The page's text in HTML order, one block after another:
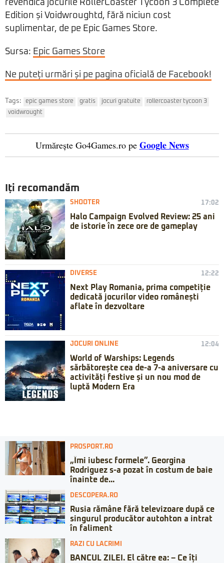
revendica jocurile RollerCoaster Tycoon 3 Complete
Edition și Voidwroughtd, fără niciun cost
suplimentar, de pe Epic Games Store.
Sursa: Epic Games Store
Ne puteți urmări și pe pagina oficială de Facebook!
Tags: epic games store gratis jocuri gratuite
rollercoaster tycoon 3
voidwrought
Urmărește Go4Games.ro pe Google News
Iți recomandăm
SHOOTER 17:02
Halo Campaign Evolved Review: 25 ani
de istorie în zece ore de gameplay
DIVERSE 12:22
Next Play Romania, prima competiție
dedicată jocurilor video românești
aflate în dezvoltare
JOCURI ONLINE 12:04
World of Warships: Legends
sărbătorește cea de-a 7-a aniversare cu
activități festive și un nou mod de
luptă Modern Era
PROSPORT.RO
„Îmi iubesc formele”. Georgina
Rodriguez s-a pozat în costum de baie
înainte de...
DESCOPERA.RO
Rusia rămâne fără televizoare după ce
singurul producător autohton a intrat
în faliment
RAZI CU LACRIMI
BANCUL ZILEI. El către ea: – Ce îți